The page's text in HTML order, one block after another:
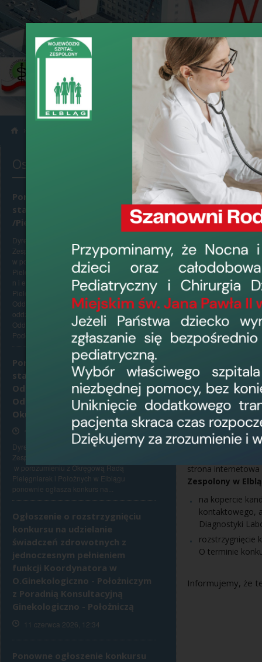
Ostatnio dodane
Ponowne konkursy na
stanowiska Pielęgniarek
/Pielęgniarzy Oddziałowych
Dyrektor Wojewódzkiego Szpitala
Zespolonego w Elblągu, ul. Królewiecka 146,
w porozumieniu z Okręgową Radą
Pielęgniarek i Położnych w Elblągu p o n o w
n i e ogłasza konkurs na stanowisko
Pielęgniarki Oddziałowej /Pielęgniarza
Oddziałowego niżej wymienionych
oddziałów : 1. Oddziału Onkologicznego 2.
Oddziału Kardiologicznego z
Pododdziałem...
Ponowny konkurs na
stanowisko Pielęgniarki
Oddziałowej/Pielęgniarza
Oddziałowego Oddziału
Okulistycznego
17 czerwca 2026, 13:35
Dyrektor Wojewódzkiego Szpitala
Zespolonego w Elblągu, ul. Królewiecka 146,
w porozumieniu z Okręgową Radą
Pielęgniarek i Położnych w Elblągu
ponownie ogłasza konkurs na...
Ogłoszenie o rozstrzygnięciu
konkursu na udzielanie
świadczeń zdrowotnych z
jednoczesnym pełnieniem
funkcji Koordynatora w
O.Ginekologiczno - Położniczym
z Poradnią Konsultacyjną
Ginekologiczno - Położniczą
11 czerwca 2026, 12:34
Ponowne ogłoszenie konkursu
› data dodania:
Dyrektor
na stanowisko:
Wymagania
wykształcenie
tytuł
posiadanie
doświadczenie
umiejętność
list
kopie
doświadczenie
kopie
oświadczenie –
strona
Zespolony w
na kopercie
kontaktowego,
Diagnostyki
rozstrzygnięcie
O terminie
Informujemy, że